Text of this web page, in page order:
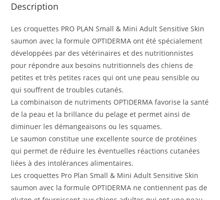
Description
Les croquettes PRO PLAN Small & Mini Adult Sensitive Skin
saumon avec la formule OPTIDERMA ont été spécialement
développées par des vétérinaires et des nutritionnistes
pour répondre aux besoins nutritionnels des chiens de
petites et très petites races qui ont une peau sensible ou
qui souffrent de troubles cutanés.
La combinaison de nutriments OPTIDERMA favorise la santé
de la peau et la brillance du pelage et permet ainsi de
diminuer les démangeaisons ou les squames.
Le saumon constitue une excellente source de protéines
qui permet de réduire les éventuelles réactions cutanées
liées à des intolérances alimentaires.
Les croquettes Pro Plan Small & Mini Adult Sensitive Skin
saumon avec la formule OPTIDERMA ne contiennent pas de